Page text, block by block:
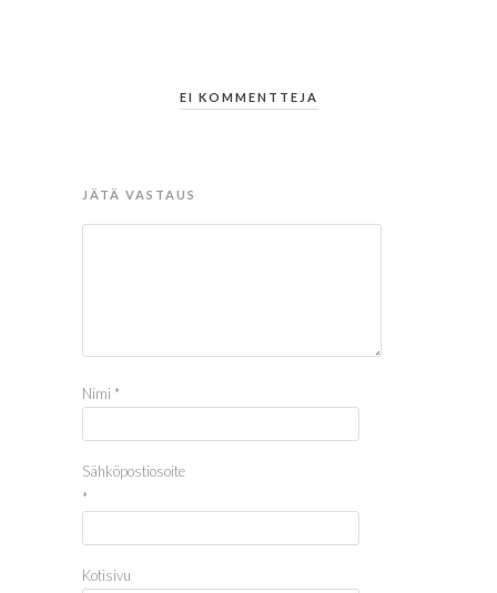
EI KOMMENTTEJA
JÄTÄ VASTAUS
Nimi *
Sähköpostiosoite
*
Kotisivu